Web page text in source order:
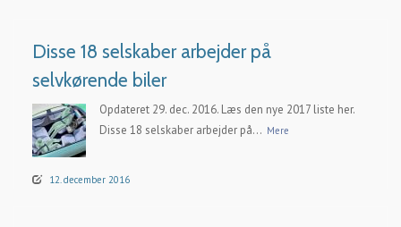
Disse 18 selskaber arbejder på
selvkørende biler
Opdateret 29. dec. 2016. Læs den nye 2017 liste her.
Disse 18 selskaber arbejder på... Mere
12. december 2016